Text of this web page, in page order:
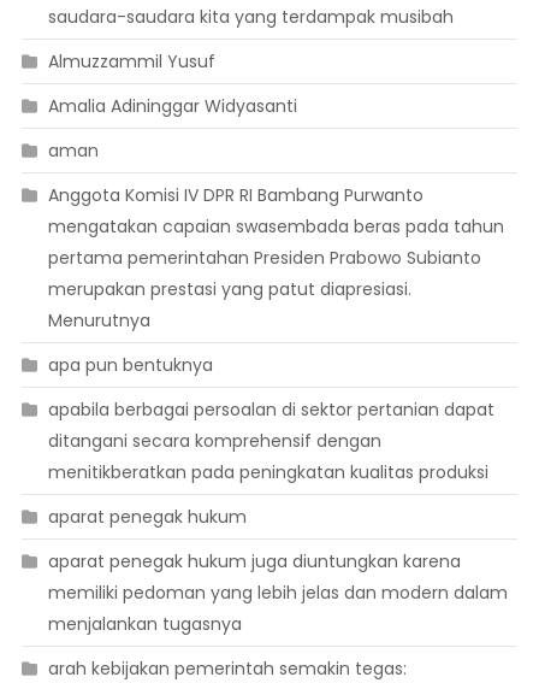
saudara-saudara kita yang terdampak musibah
Almuzzammil Yusuf
Amalia Adininggar Widyasanti
aman
Anggota Komisi IV DPR RI Bambang Purwanto
mengatakan capaian swasembada beras pada tahun
pertama pemerintahan Presiden Prabowo Subianto
merupakan prestasi yang patut diapresiasi.
Menurutnya
apa pun bentuknya
apabila berbagai persoalan di sektor pertanian dapat
ditangani secara komprehensif dengan
menitikberatkan pada peningkatan kualitas produksi
aparat penegak hukum
aparat penegak hukum juga diuntungkan karena
memiliki pedoman yang lebih jelas dan modern dalam
menjalankan tugasnya
arah kebijakan pemerintah semakin tegas: